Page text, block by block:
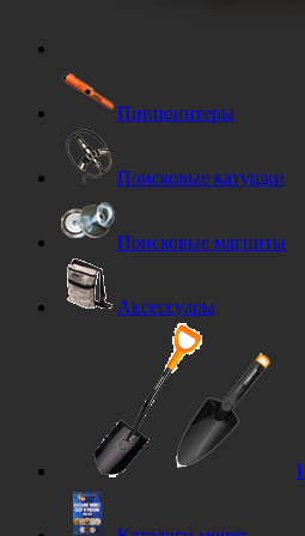
Пинпоинтеры
Поисковые катушки
Поисковые магниты
Аксессуары